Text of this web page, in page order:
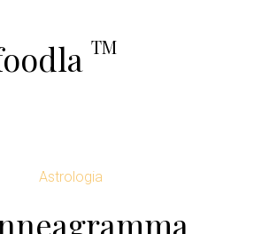
TM
Astrologia